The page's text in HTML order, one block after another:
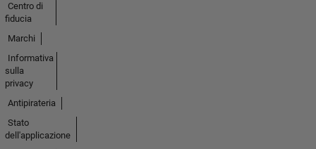
Centro di
fiducia
Marchi
Informativa
sulla
privacy
Antipirateria
Stato
dell'applicazione